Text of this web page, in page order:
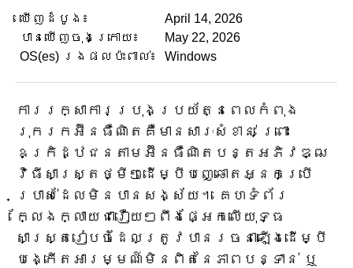
ឃើញដំបូង៖
April 14, 2026
បានឃើញចុងក្រោយ៖
May 22, 2026
OS(es) រងផលប៉ះពាល់៖
Windows
ការរក្សាការប្រុងប្រយ័ត្នពេលកំពុង
រុករកអ៊ីនធឺណិតគឺមានសារៈសំខាន់ ព្រោះ
ឧក្រិដ្ឋជនតាមអ៊ីនធឺណិតបន្តអភិវឌ្ឍ
វិធីសាស្រ្តថ្មីៗដើម្បីបញ្ឆោតអ្នកប្រើ
ប្រាស់ដែលមិនបានសង្ស័យ។ គេហទំព័រ
ក្លែងក្លាយជារឿយៗពឹងផ្អែកលើយុទ្ធ
សាស្ត្ររៀបចំដែលត្រូវបានរចនាឡើងដើម្បី
បង្កើតអារម្មណ៍មិនពិតនៃភាពបន្ទាន់ ឬ